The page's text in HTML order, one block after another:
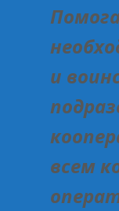
и
всем